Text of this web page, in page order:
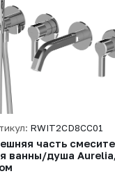
RWIT2CD8CC01
часть
ванны/душа